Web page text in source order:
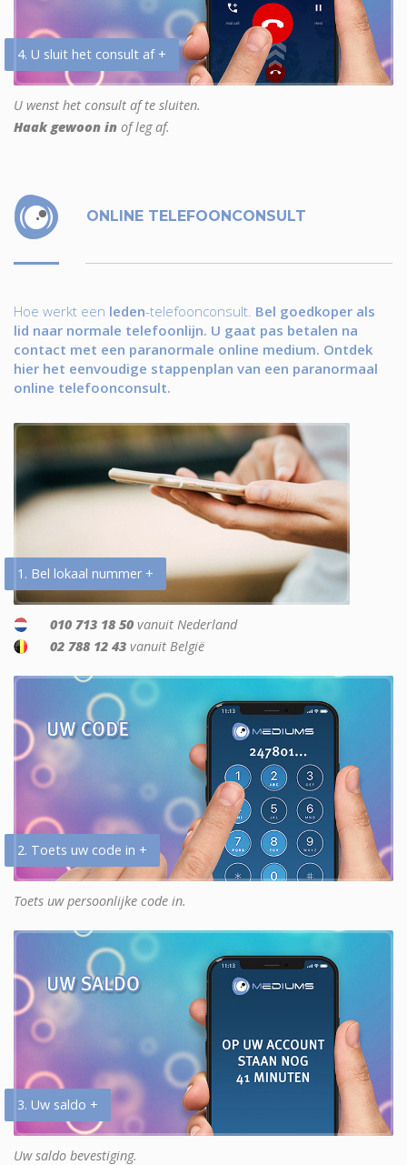
4. U sluit het consult af +
U wenst het consult af te sluiten.
Haak gewoon in of leg af.
ONLINE TELEFOONCONSULT
Hoe werkt een leden-telefoonconsult. Bel goedkoper als
lid naar normale telefoonlijn. U gaat pas betalen na
contact met een paranormale online medium. Ontdek
hier het eenvoudige stappenplan van een paranormaal
online telefoonconsult.
1. Bel lokaal nummer +
010 713 18 50 vanuit Nederland
02 788 12 43 vanuit België
2. Toets uw code in +
Toets uw persoonlijke code in.
3. Uw saldo +
Uw saldo bevestiging.